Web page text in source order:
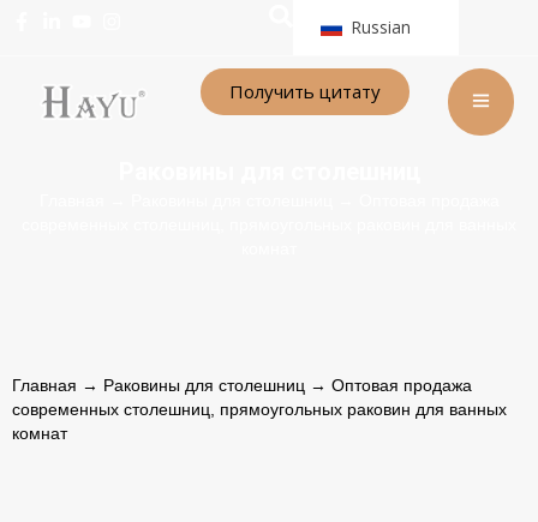
Russian
Получить цитату
Главная → Раковины для столешниц → Оптовая продажа
современных столешниц, прямоугольных раковин для ванных
комнат